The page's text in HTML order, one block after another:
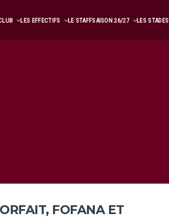
LES EFFECTIFS LE STAFFSAISON 26/27 LES STADES
FOFANA ET